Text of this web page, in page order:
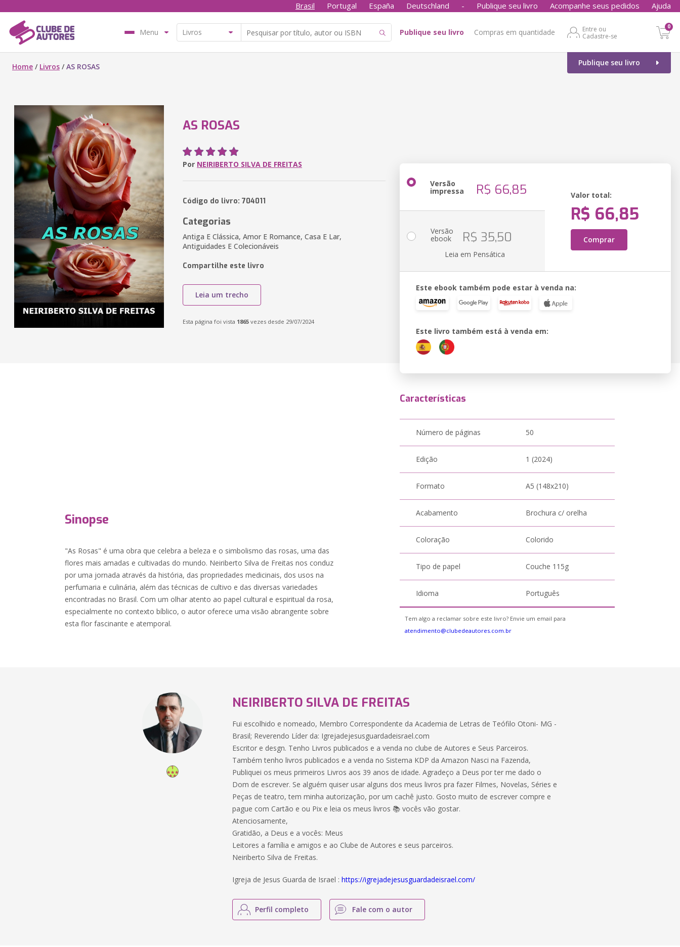
Brasil Portugal España Deutschland - Publique seu livro Acompanhe seus pedidos Ajuda
Menu Publique seu livro Compras em quantidade
Entre ou
Cadastre-se
0
Publique seu livro
Home / Livros /AS ROSAS
AS ROSAS
Por NEIRIBERTO SILVA DE FREITAS
Código do livro: 704011
Categorias
Antiga E Clássica, Amor E Romance, Casa E Lar,
Antiguidades E Colecionáveis
Compartilhe este livro
Leia um trecho
Esta página foi vista 1865 vezes desde 29/07/2024
Versão
impressa R$ 66,85 Valor total:
R$ 66,85
Comprar
Versão
ebook R$ 35,50
Leia em Pensática
Este ebook também pode estar à venda na:
Este livro também está à venda em:
Sinopse
"As Rosas" é uma obra que celebra a beleza e o simbolismo das rosas, uma das
flores mais amadas e cultivadas do mundo. Neiriberto Silva de Freitas nos conduz
por uma jornada através da história, das propriedades medicinais, dos usos na
perfumaria e culinária, além das técnicas de cultivo e das diversas variedades
encontradas no Brasil. Com um olhar atento ao papel cultural e espiritual da rosa,
especialmente no contexto bíblico, o autor oferece uma visão abrangente sobre
esta flor fascinante e atemporal.
Características
Número de páginas 50
Edição 1 (2024)
Formato A5 (148x210)
Acabamento Brochura c/ orelha
Coloração Colorido
Tipo de papel Couche 115g
Idioma Português
Tem algo a reclamar sobre este livro? Envie um email para
atendimento@clubedeautores.com.br
NEIRIBERTO SILVA DE FREITAS
Fui escolhido e nomeado, Membro Correspondente da Academia de Letras de Teófilo Otoni- MG -
Brasil; Reverendo Líder da: Igrejadejesusguardadeisrael.com
Escritor e desgn. Tenho Livros publicados e a venda no clube de Autores e Seus Parceiros.
Também tenho livros publicados e a venda no Sistema KDP da Amazon Nasci na Fazenda,
Publiquei os meus primeiros Livros aos 39 anos de idade. Agradeço a Deus por ter me dado o
Dom de escrever. Se alguém quiser usar alguns dos meus livros pra fazer Filmes, Novelas, Séries e
Peças de teatro, tem minha autorização, por um cachê justo. Gosto muito de escrever compre e
pague com Cartão e ou Pix e leia os meus livros 📚 vocês vão gostar.
Atenciosamente,
Gratidão, a Deus e a vocês: Meus
Leitores a família e amigos e ao Clube de Autores e seus parceiros.
Neiriberto Silva de Freitas.
Igreja de Jesus Guarda de Israel :https://igrejadejesusguardadeisrael.com/
Perfil completo Fale com o autor